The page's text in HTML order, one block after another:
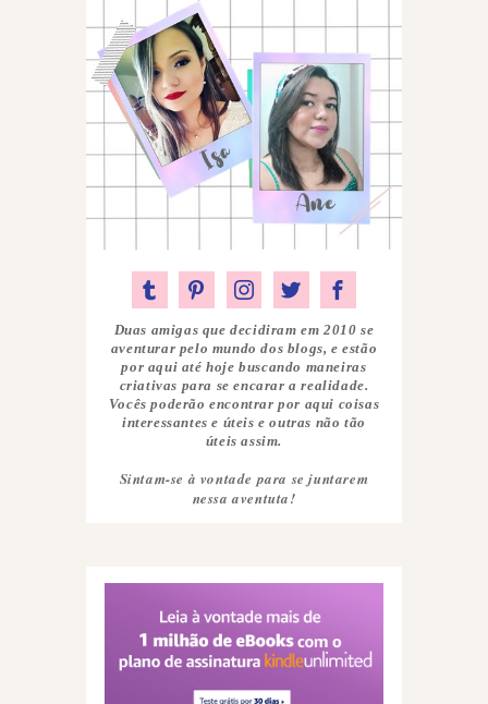
Duas amigas que decidiram em 2010 se
aventurar pelo mundo dos blogs, e estão
por aqui até hoje buscando maneiras
criativas para se encarar a realidade.
Vocês poderão encontrar por aqui coisas
interessantes e úteis e outras não tão
úteis assim.
Sintam-se à vontade para se juntarem
nessa aventuta!